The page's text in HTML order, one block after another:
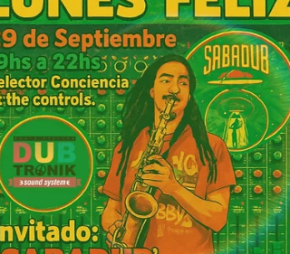
" LUNES FELIZ " Radio Show 6 de octubre.
Temporada2025. Invitado: " JOHAN " de "
DUB NATTY SESSIONS " Entrevista + Radio
Show. ...